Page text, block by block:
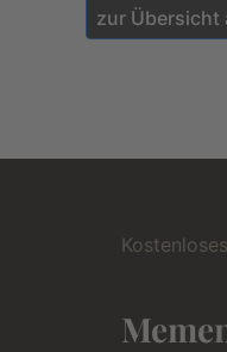
zur Übersicht